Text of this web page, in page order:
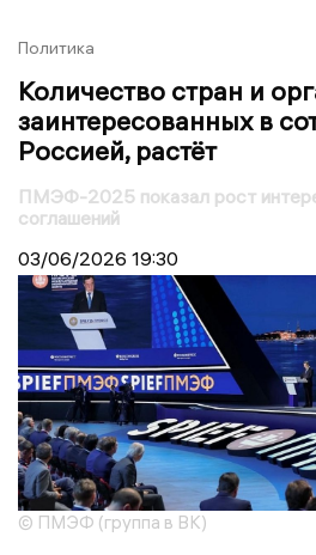
Политика
Количество стран и
заинтересованных в
Россией, растёт
ПМЭФ-2025 показал рост
соглашений
03/06/2026 19:30
© ПМЭФ (группа в ВК)